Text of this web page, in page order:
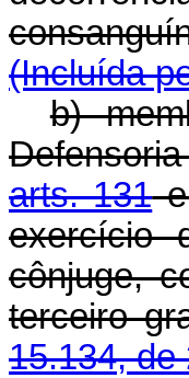
(Incluída
b)
arts. 131
exercício
cônjuge,
terceiro
15.134, de